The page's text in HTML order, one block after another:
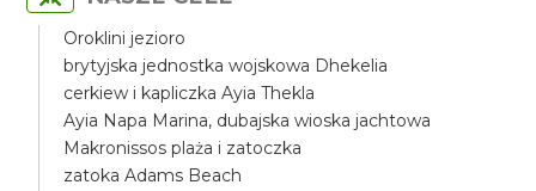
Oroklini jezioro
brytyjska jednostka wojskowa Dhekelia
cerkiew i kapliczka Ayia Thekla
Ayia Napa Marina, dubajska wioska jachtowa
Makronissos plaża i zatoczka
zatoka Adams Beach